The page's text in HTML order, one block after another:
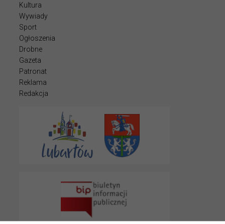
Kultura
Wywiady
Sport
Ogłoszenia
Drobne
Gazeta
Patronat
Reklama
Redakcja